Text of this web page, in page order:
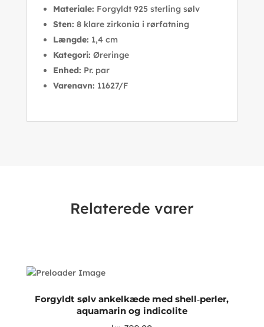
Materiale: Forgyldt 925 sterling sølv
Sten: 8 klare zirkonia i rørfatning
Længde: 1,4 cm
Kategori: Øreringe
Enhed: Pr. par
Varenavn: 11627/F
Relaterede varer
Forgyldt sølv ankelkæde med shell‑perler,
aquamarin og indicolite